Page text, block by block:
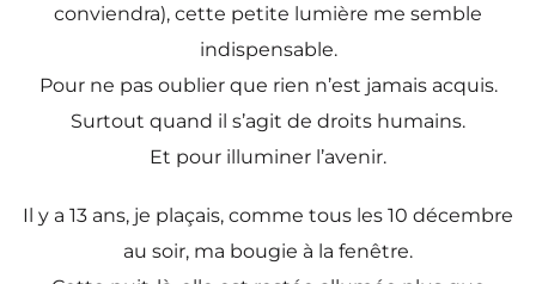
conviendra), cette petite lumière me semble
indispensable.
Pour ne pas oublier que rien n’est jamais acquis.
Surtout quand il s’agit de droits humains.
Et pour illuminer l’avenir.
Il y a 13 ans, je plaçais, comme tous les 10 décembre
au soir, ma bougie à la fenêtre.